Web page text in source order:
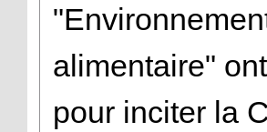
alimentaire"
pour inciter la